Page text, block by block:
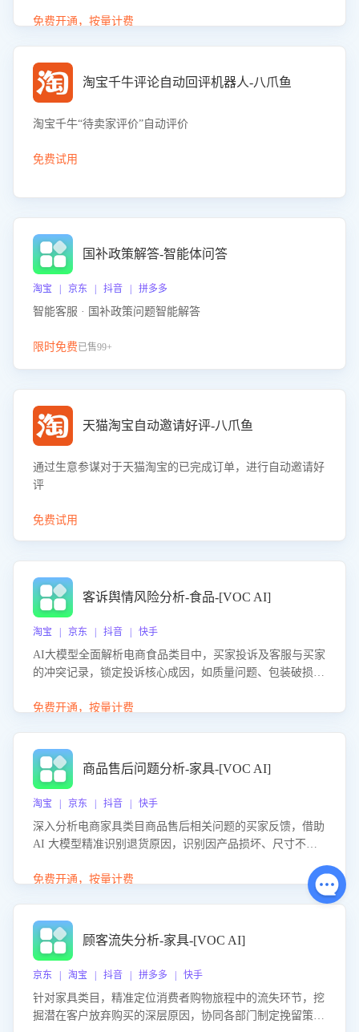
销诉求，帮助企业制定个性化赠品组合策略，优化资源投放
免费开通，按量计费
淘宝千牛评论自动回评机器人-八爪鱼
淘宝千牛“待卖家评价”自动评价
免费试用
国补政策解答-智能体问答
淘宝 | 京东 | 抖音 | 拼多多
智能客服 · 国补政策问题智能解答
限时免费已售99+
天猫淘宝自动邀请好评-八爪鱼
通过生意参谋对于天猫淘宝的已完成订单，进行自动邀请好
评
免费试用
客诉舆情风险分析-食品-[VOC AI]
淘宝 | 京东 | 抖音 | 快手
AI大模型全面解析电商食品类目中，买家投诉及客服与买家
的冲突记录，锁定投诉核心成因，如质量问题、包装破损
置差评防控，提升客户满意度。
免费开通，按量计费
商品售后问题分析-家具-[VOC AI]
淘宝 | 京东 | 抖音 | 快手
深入分析电商家具类目商品售后相关问题的买家反馈，借助
AI 大模型精准识别退货原因，识别因产品损坏、尺寸不符
力商家优化产品或服务，实现销售额的显著提升。
免费开通，按量计费
顾客流失分析-家具-[VOC AI]
京东 | 淘宝 | 抖音 | 拼多多 | 快手
针对家具类目，精准定位消费者购物旅程中的流失环节，挖
掘潜在客户放弃购买的深层原因，协同各部门制定挽留策